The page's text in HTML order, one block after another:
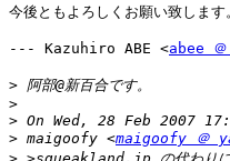
今後ともよろしくお願い致します
--- Kazuhiro ABE <abee
>
>
>
> maigoofy <maigoofy ＠